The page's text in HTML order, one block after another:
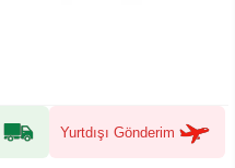
Yurtdışı Gönderim